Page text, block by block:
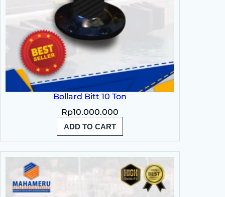
Bollard Bitt 10 Ton
Rp10.000.000
ADD TO CART